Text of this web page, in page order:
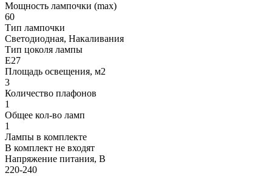
Мощность лампочки (max)
60
Тип лампочки
Светодиодная, Накаливания
Тип цоколя лампы
E27
Площадь освещения, м2
3
Количество плафонов
1
Общее кол-во ламп
1
Лампы в комплекте
В комплект не входят
Напряжение питания, В
220-240